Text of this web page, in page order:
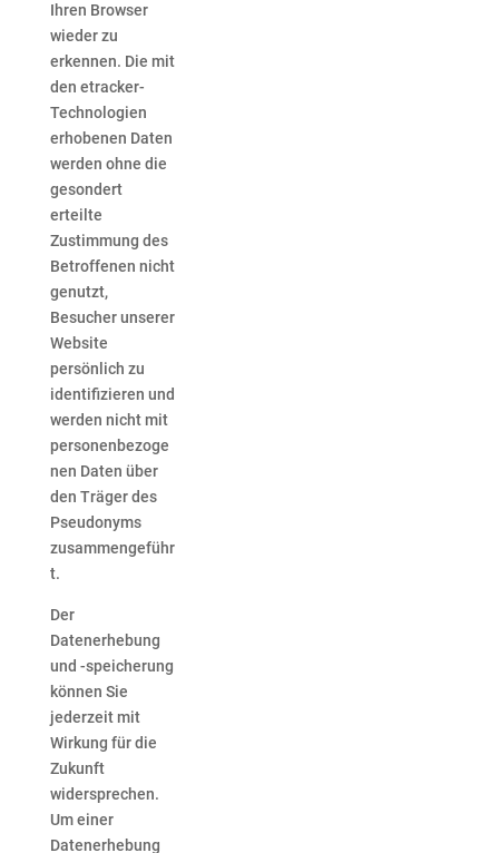
Ihren Browser
wieder zu
erkennen. Die mit
den etracker-
Technologien
erhobenen Daten
werden ohne die
gesondert
erteilte
Zustimmung des
Betroffenen nicht
genutzt,
Besucher unserer
Website
persönlich zu
identifizieren und
werden nicht mit
personenbezoge
nen Daten über
den Träger des
Pseudonyms
zusammengeführ
t.
Der
Datenerhebung
und -speicherung
können Sie
jederzeit mit
Wirkung für die
Zukunft
widersprechen.
Um einer
Datenerhebung